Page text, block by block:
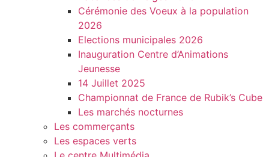
Cérémonie des Voeux à la population
2026
Elections municipales 2026
Inauguration Centre d’Animations
Jeunesse
14 Juillet 2025
Championnat de France de Rubik’s Cube
Les marchés nocturnes
Les commerçants
Les espaces verts